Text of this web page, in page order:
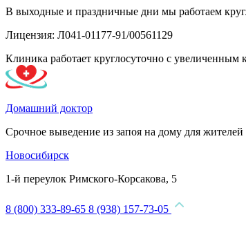
В выходные и праздничные дни мы работаем
Лицензия: Л041-01177-91/00561129
Клиника работает круглосуточно с увеличенным
Домашний доктор
Срочное выведение из запоя на дому для
Новосибирск
1-й переулок Римского-Корсакова, 5
8 (800) 333-89-65 8 (938) 157-73-05